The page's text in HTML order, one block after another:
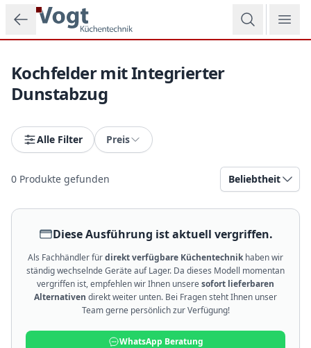
Zum Hauptinhalt springen
Kochfelder mit Integrierter
Dunstabzug
Alle Filter Preis
0 Produkte gefunden Beliebtheit
Diese Ausführung ist aktuell vergriffen.
Als Fachhändler fürdirekt verfügbare Küchentechnikhaben wir
ständig wechselnde Geräte auf Lager. Da dieses Modell momentan
vergriffen ist, empfehlen wir Ihnen unseresofort lieferbaren
Alternativen direkt weiter unten. Bei Fragen steht Ihnen unser
Team gerne persönlich zur Verfügung!
WhatsApp Beratung